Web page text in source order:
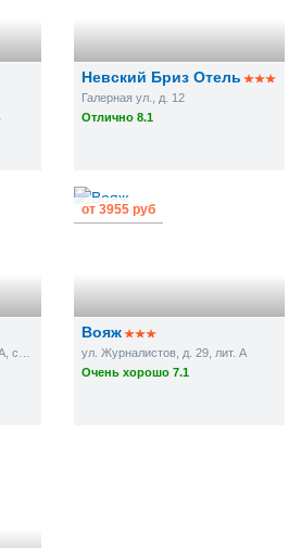
Невский Бриз Отель
Галерная ул., д. 12
Отлично 8.1
Вояж
ул. Журналистов, д. 29, лит. А
Очень хорошо 7.1
от 3955 руб